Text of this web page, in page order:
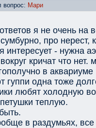
вопрос: Мари
я не очень на
про нерест,
интересует - нужна
кричат что
в аквариуме
гуппи одна тоже
любят холодную
теплую.
в раздумьях, все